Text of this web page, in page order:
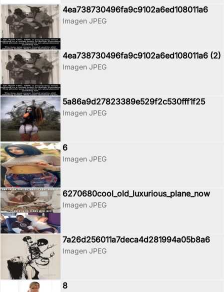
4ea738730496fa9c9102a6ed108011a6
Imagen JPEG
4ea738730496fa9c9102a6ed108011a6 (2)
Imagen JPEG
5a86a9d27823389e529f2c530fff1f25
Imagen JPEG
6
Imagen JPEG
6270680cool_old_luxurious_plane_now
Imagen JPEG
7a26d256011a7deca4d281994a05b8a6
Imagen JPEG
8